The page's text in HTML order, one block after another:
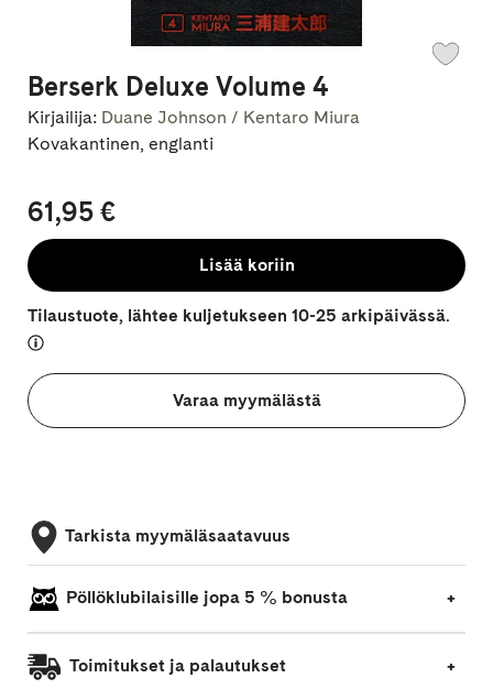
Berserk Deluxe Volume 4
Kirjailija: Duane Johnson / Kentaro Miura
Kovakantinen, englanti
61,95 €
Lisää koriin
Tilaustuote, lähtee kuljetukseen 10-25 arkipäivässä.
Varaa myymälästä
Tarkista myymäläsaatavuus
Pöllöklubilaisille jopa 5 % bonusta
Toimitukset ja palautukset